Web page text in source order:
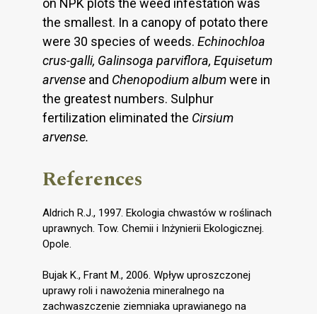
on NPK plots the weed infestation was
the smallest. In a canopy of potato there
were 30 species of weeds. Echinochloa
crus-galli, Galinsoga parviflora, Equisetum
arvense and Chenopodium albumwere in
the greatest numbers. Sulphur
fertilization eliminated the Cirsium
arvense.
References
Aldrich R.J., 1997. Ekologia chwastów w roślinach
uprawnych. Tow. Chemii i Inżynierii Ekologicznej.
Opole.
Bujak K., Frant M., 2006. Wpływ uproszczonej
uprawy roli i nawożenia mineralnego na
zachwaszczenie ziemniaka uprawianego na